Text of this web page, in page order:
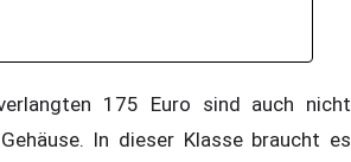
175 Euro sind auch nicht
In dieser Klasse braucht es